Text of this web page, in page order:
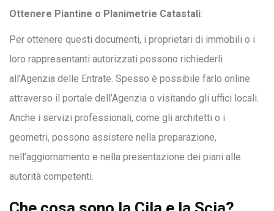
Ottenere Piantine o Planimetrie Catastali:
Per ottenere questi documenti, i proprietari di immobili o i
loro rappresentanti autorizzati possono richiederli
all’Agenzia delle Entrate. Spesso è possibile farlo online
attraverso il portale dell’Agenzia o visitando gli uffici locali.
Anche i servizi professionali, come gli architetti o i
geometri, possono assistere nella preparazione,
nell’aggiornamento e nella presentazione dei piani alle
autorità competenti.